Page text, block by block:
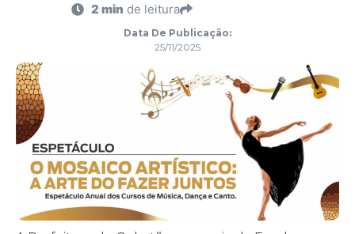
2 min de leitura
Data De Publicação:
25/11/2025